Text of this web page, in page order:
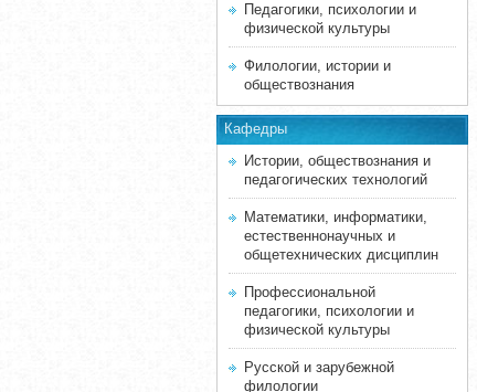
Педагогики, психологии и
физической культуры
Филологии, истории и
обществознания
Кафедры
Истории, обществознания и
педагогических технологий
Математики, информатики,
естественнонаучных и
общетехнических дисциплин
Профессиональной
педагогики, психологии и
физической культуры
Русской и зарубежной
филологии